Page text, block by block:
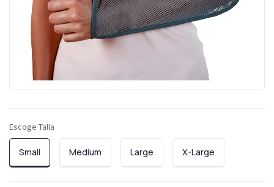
Escoge Talla
Small Medium Large X-Large